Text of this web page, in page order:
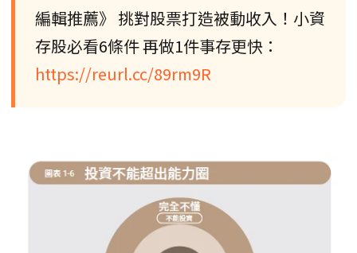
編輯推薦》 挑對股票打造被動收入！小資
存股必看6條件 再做1件事存更快：
https://reurl.cc/89rm9R